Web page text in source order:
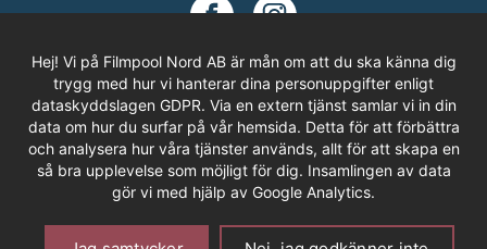
ADRESS
Filmpool Nord AB
Västra Varvsgatan 3, Bryggeriet
972 36 LULEÅ
Om Cookies Personuppgifter Offentlighetsprincipen
Hej! Vi på Filmpool Nord AB är mån om att du ska känna dig
trygg med hur vi hanterar dina personuppgifter enligt
dataskyddslagen GDPR. Via en extern tjänst samlar vi in din
data om hur du surfar på vår hemsida. Detta för att förbättra
och analysera hur våra tjänster används, allt för att skapa en
så bra upplevelse som möjligt för dig. Insamlingen av data
gör vi med hjälp av Google Analytics.